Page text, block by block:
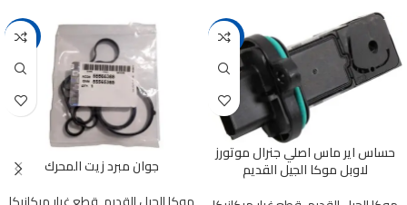
-8%
جوان مبرد زيت المحرك
-5%
حساس اير ماس اصلي جنرال موتورز
لاوبل موكا الجيل القديم